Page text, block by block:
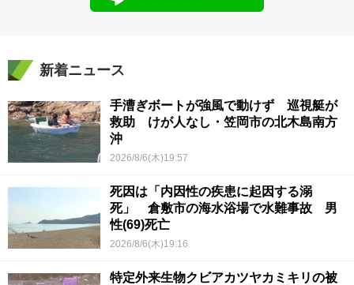
新着ニュース
手漕ぎボートが強風で動けず 巡視艇が
救助 けが人なし・笠岡市の北木島南方
沖
2026/8/6(木)19:57
死因は「内因性の疾患に起因する溺
死」 倉敷市の海水浴場で水難事故 男
性(69)死亡
2026/8/6(木)19:16
特定外来生物クビアカツヤカミキリの被